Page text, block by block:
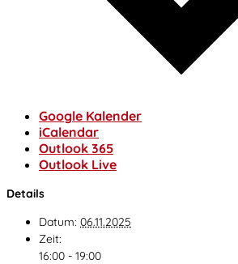
Google Kalender
iCalendar
Outlook 365
Outlook Live
Details
Datum: 06.11.2025
Zeit:
16:00 - 19:00